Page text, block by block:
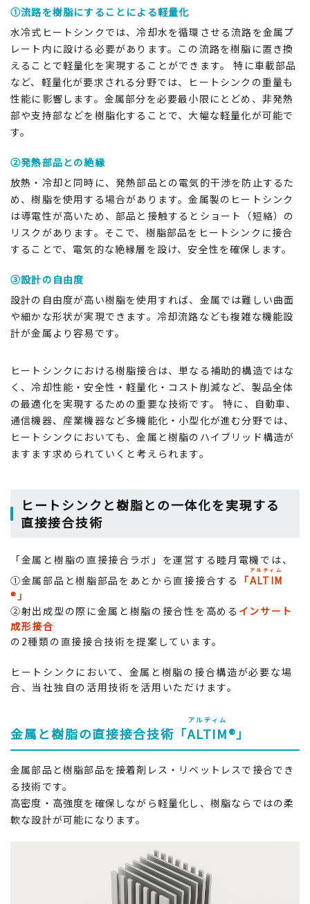
①流路を樹脂にすることによる軽量化
水冷式ヒートシンクでは、冷却水を循環させる流路を金属プ
レート内に設ける必要があります。この流路を樹脂に置き換
えることで軽量化を実現することができます。 特に車載部品
など、軽量化が要求される分野では、ヒートシンクの重量も
性能に影響します。金属部分を必要最小限にとどめ、非発熱
部や支持部などを樹脂化することで、大幅な軽量化が可能で
す。
②発熱部品との絶縁
放熱・冷却と同時に、発熱部品との電気的干渉を防止するた
め、樹脂を使用する場合があります。金属製のヒートシンク
は導電性が高いため、部品と接触するとショート（短絡）の
リスクがあります。そこで、樹脂部品をヒートシンクに接合
することで、電気的な絶縁層を設け、安全性を確保します。
③設計の自由度
設計の自由度が高い樹脂を使用すれば、金属では難しい曲面
や細かな形状が実現できます。冷却流路なども複雑な機能設
計が金属より容易です。
ヒートシンクにおける樹脂接合は、単なる補助的構造ではな
く、冷却性能・安全性・軽量化・コスト削減など、製品全体
の最適化を実現するための重要な技術です。 特に、自動車、
通信機器、産業機器など多機能化・小型化が進む分野では、
ヒートシンクにおいても、金属と樹脂のハイブリッド構造が
ますます求められていくと考えられます。
ヒートシンクと樹脂との一体化を実現する
直接接合技術
「金属と樹脂の直接接合ラボ」を運営する睦月電機では、
①金属部品と樹脂部品をあとから直接接合する
「ALTIM
アルティム
®」
②射出成型の際に金属と樹脂の接合性を高める インサート
成形接合
の2種類の直接接合技術を提案しています。
ヒートシンクにおいて、金属と樹脂の接合構造が必要な場
合、当社独自の活用技術を活用いただけます。
金属と樹脂の直接接合技術「ALTIM
アルティム
®」
金属部品と樹脂部品を接着剤レス・リベットレスで接合でき
る技術です。
高密度・高強度を確保しながら軽量化し、樹脂ならではの柔
軟な設計が可能になります。